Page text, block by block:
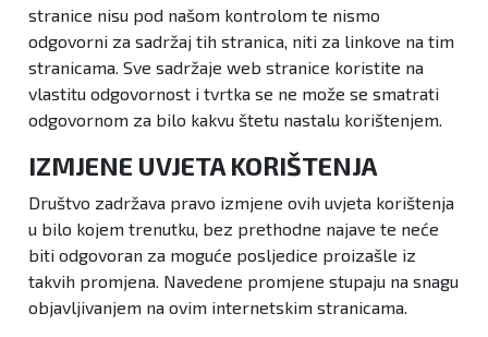
stranice nisu pod našom kontrolom te nismo
odgovorni za sadržaj tih stranica, niti za linkove na tim
stranicama. Sve sadržaje web stranice koristite na
vlastitu odgovornost i tvrtka se ne može se smatrati
odgovornom za bilo kakvu štetu nastalu korištenjem.
IZMJENE UVJETA KORIŠTENJA
Društvo zadržava pravo izmjene ovih uvjeta korištenja
u bilo kojem trenutku, bez prethodne najave te neće
biti odgovoran za moguće posljedice proizašle iz
takvih promjena. Navedene promjene stupaju na snagu
objavljivanjem na ovim internetskim stranicama.